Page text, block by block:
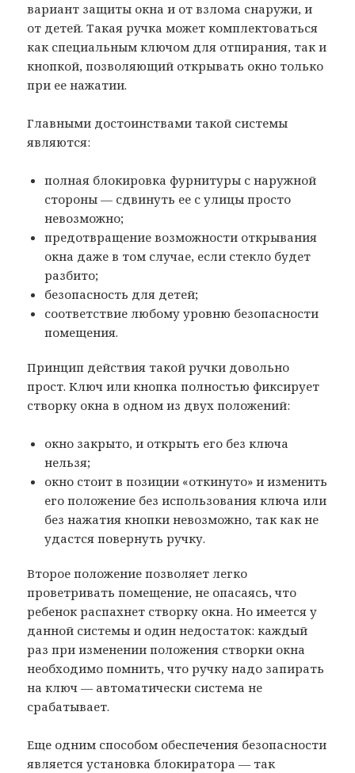
вариант защиты окна и от взлома снаружи, и
от детей. Такая ручка может комплектоваться
как специальным ключом для отпирания, так и
кнопкой, позволяющий открывать окно только
при ее нажатии.
Главными достоинствами такой системы
являются:
полная блокировка фурнитуры с наружной
стороны — сдвинуть ее с улицы просто
невозможно;
предотвращение возможности открывания
окна даже в том случае, если стекло будет
разбито;
безопасность для детей;
соответствие любому уровню безопасности
помещения.
Принцип действия такой ручки довольно
прост. Ключ или кнопка полностью фиксирует
створку окна в одном из двух положений:
окно закрыто, и открыть его без ключа
нельзя;
окно стоит в позиции «откинуто» и изменить
его положение без использования ключа или
без нажатия кнопки невозможно, так как не
удастся повернуть ручку.
Второе положение позволяет легко
проветривать помещение, не опасаясь, что
ребенок распахнет створку окна. Но имеется у
данной системы и один недостаток: каждый
раз при изменении положения створки окна
необходимо помнить, что ручку надо запирать
на ключ — автоматически система не
срабатывает.
Еще одним способом обеспечения безопасности
является установка блокиратора — так